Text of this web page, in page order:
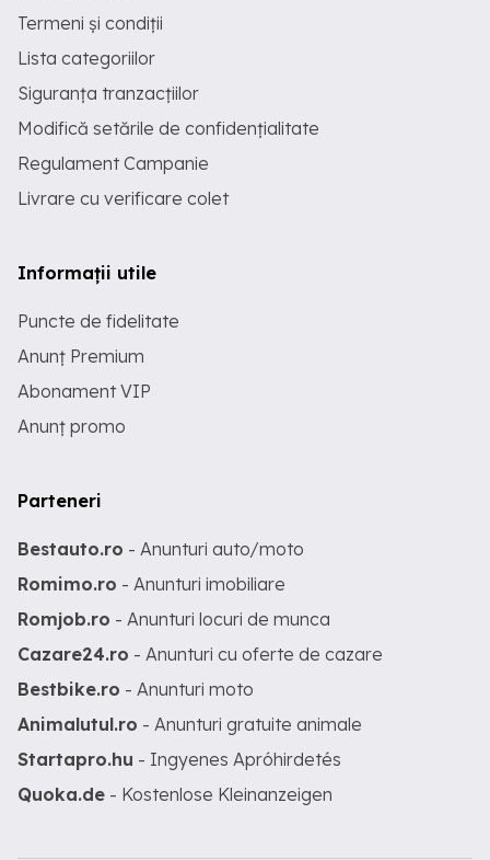
Termeni și condiții
Lista categoriilor
Siguranța tranzacțiilor
Modifică setările de confidențialitate
Regulament Campanie
Livrare cu verificare colet
Informații utile
Puncte de fidelitate
Anunț Premium
Abonament VIP
Anunț promo
Parteneri
Bestauto.ro - Anunturi auto/moto
Romimo.ro - Anunturi imobiliare
Romjob.ro - Anunturi locuri de munca
Cazare24.ro - Anunturi cu oferte de cazare
Bestbike.ro - Anunturi moto
Animalutul.ro - Anunturi gratuite animale
Startapro.hu - Ingyenes Apróhirdetés
Quoka.de - Kostenlose Kleinanzeigen